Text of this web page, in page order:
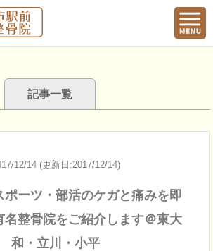
記事一覧
12/14 (更新日:2017/12/14)
ポーツ・部活のケガと痛みを即
名整骨院をご紹介します＠東大
和・立川・小平